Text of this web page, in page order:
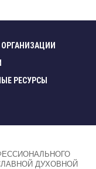
РЕСУРСЫ
ДУХОВНОЙ